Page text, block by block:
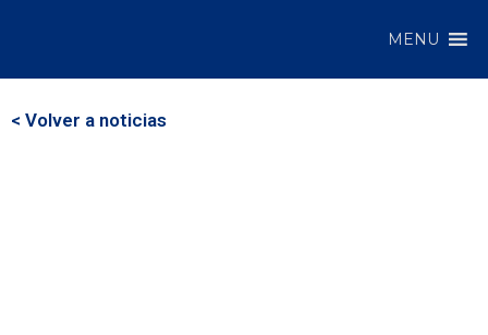
MENU
< Volver a noticias